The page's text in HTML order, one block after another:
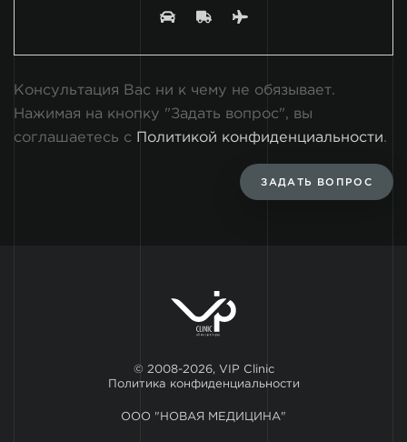
Консультация Вас ни к чему не обязывает.
Нажимая на кнопку "Задать вопрос", вы
соглашаетесь с
Политикой конфиденциальности.
ЗАДАТЬ ВОПРОС
© 2008-2026, VIP Clinic
Политика конфиденциальности
ООО "НОВАЯ МЕДИЦИНА"